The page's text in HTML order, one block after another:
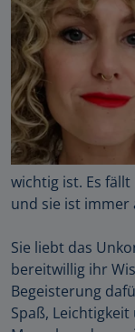
wichtig ist. Es
und sie ist immer
Sie liebt das
bereitwillig ihr
Begeisterung
Spaß,